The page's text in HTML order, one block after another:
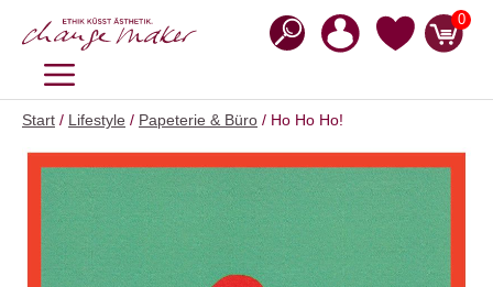
Inhalt
0
MENÜ
Start / Lifestyle / Papeterie & Büro / Ho Ho Ho!